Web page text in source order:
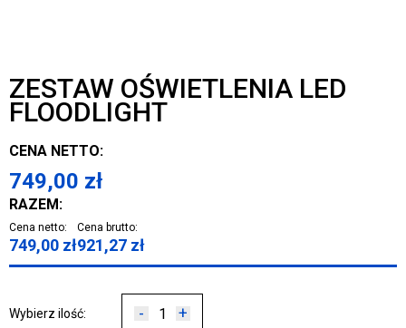
ZESTAW OŚWIETLENIA LED
FLOODLIGHT
CENA NETTO:
749,00 zł
RAZEM:
Cena netto:
749,00 zł
Cena brutto:
921,27 zł
Wybierz ilość: - +